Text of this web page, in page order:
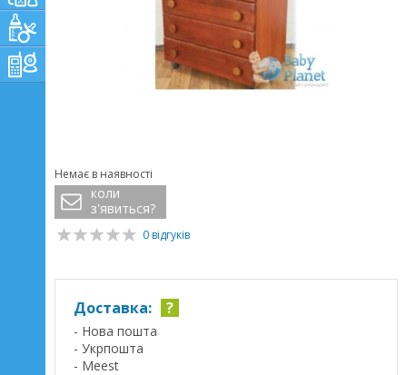
Немає в наявності
коли
з'явиться?
0 відгуків
Доставка: ?
- Нова пошта
- Укрпошта
- Meest